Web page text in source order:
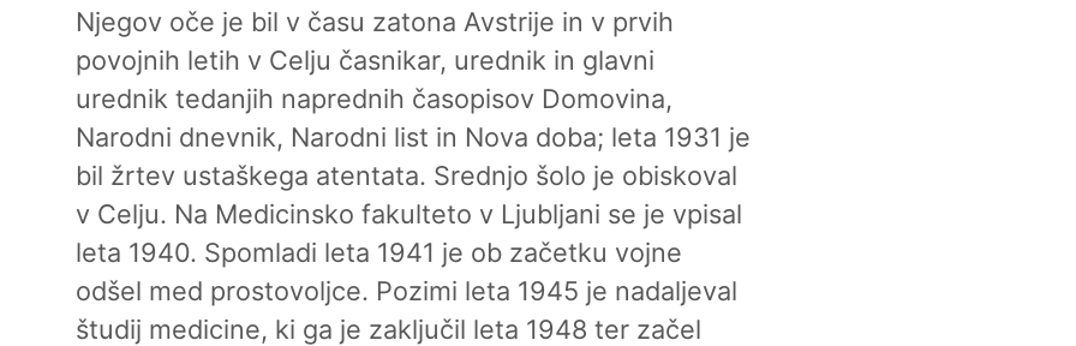
Njegov oče je bil v času zatona Avstrije in v prvih
povojnih letih v Celju časnikar, urednik in glavni
urednik tedanjih naprednih časopisov Domovina,
Narodni dnevnik, Narodni list in Nova doba; leta 1931 je
bil žrtev ustaškega atentata. Srednjo šolo je obiskoval
v Celju. Na Medicinsko fakulteto v Ljubljani se je vpisal
leta 1940. Spomladi leta 1941 je ob začetku vojne
odšel med prostovoljce. Pozimi leta 1945 je nadaljeval
študij medicine, ki ga je zaključil leta 1948 ter začel